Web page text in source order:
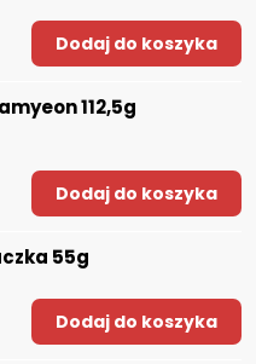
Dodaj do koszyka
112,5g
Dodaj do koszyka
55g
Dodaj do koszyka